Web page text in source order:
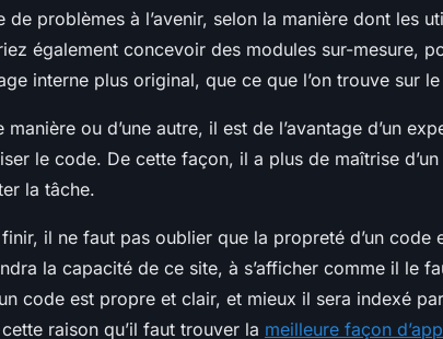
de problèmes à l’avenir, selon la manière dont les
également concevoir des modules sur-mesure,
interne plus original, que ce que l’on trouve sur
manière ou d’une autre, il est de l’avantage d’un
le code. De cette façon, il a plus de maîtrise
la tâche.
il ne faut pas oublier que la propreté d’un code
la capacité de ce site, à s’afficher comme il le
code est propre et clair, et mieux il sera indexé
raison qu’il faut trouver la meilleure façon